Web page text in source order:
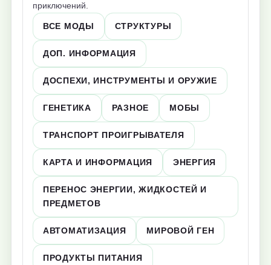
приключений.
ВСЕ МОДЫ СТРУКТУРЫ
ДОП. ИНФОРМАЦИЯ
ДОСПЕХИ, ИНСТРУМЕНТЫ И ОРУЖИЕ
ГЕНЕТИКА РАЗНОЕ МОБЫ
ТРАНСПОРТ ПРОИГРЫВАТЕЛЯ
КАРТА И ИНФОРМАЦИЯ ЭНЕРГИЯ
ПЕРЕНОС ЭНЕРГИИ, ЖИДКОСТЕЙ И
ПРЕДМЕТОВ
АВТОМАТИЗАЦИЯ МИРОВОЙ ГЕН
ПРОДУКТЫ ПИТАНИЯ